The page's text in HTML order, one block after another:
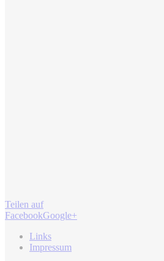
Teilen auf
FacebookGoogle+
Links
Impressum